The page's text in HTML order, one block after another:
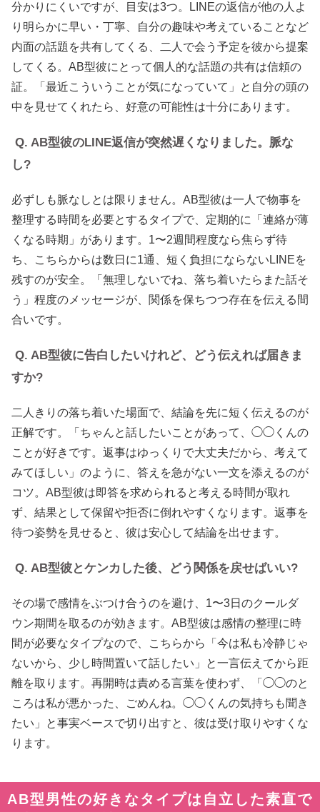
分かりにくいですが、目安は3つ。LINEの返信が他の人よ
り明らかに早い・丁寧、自分の趣味や考えていることなど
内面の話題を共有してくる、二人で会う予定を彼から提案
してくる。AB型彼にとって個人的な話題の共有は信頼の
証。「最近こういうことが気になっていて」と自分の頭の
中を見せてくれたら、好意の可能性は十分にあります。
Q. AB型彼のLINE返信が突然遅くなりました。脈な
し?
必ずしも脈なしとは限りません。AB型彼は一人で物事を
整理する時間を必要とするタイプで、定期的に「連絡が薄
くなる時期」があります。1〜2週間程度なら焦らず待
ち、こちらからは数日に1通、短く負担にならないLINEを
残すのが安全。「無理しないでね、落ち着いたらまた話そ
う」程度のメッセージが、関係を保ちつつ存在を伝える間
合いです。
Q. AB型彼に告白したいけれど、どう伝えれば届きま
すか?
二人きりの落ち着いた場面で、結論を先に短く伝えるのが
正解です。「ちゃんと話したいことがあって、◯◯くんの
ことが好きです。返事はゆっくりで大丈夫だから、考えて
みてほしい」のように、答えを急がない一文を添えるのが
コツ。AB型彼は即答を求められると考える時間が取れ
ず、結果として保留や拒否に倒れやすくなります。返事を
待つ姿勢を見せると、彼は安心して結論を出せます。
Q. AB型彼とケンカした後、どう関係を戻せばいい?
その場で感情をぶつけ合うのを避け、1〜3日のクールダ
ウン期間を取るのが効きます。AB型彼は感情の整理に時
間が必要なタイプなので、こちらから「今は私も冷静じゃ
ないから、少し時間置いて話したい」と一言伝えてから距
離を取ります。再開時は責める言葉を使わず、「◯◯のと
ころは私が悪かった、ごめんね。◯◯くんの気持ちも聞き
たい」と事実ベースで切り出すと、彼は受け取りやすくな
ります。
AB型男性の好きなタイプは自立した素直で